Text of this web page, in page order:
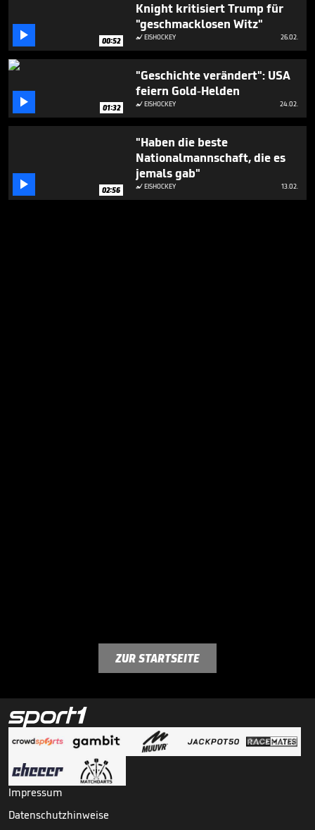
 00:52
Knight kritisiert Trump für
"geschmacklosen Witz"
EISHOCKEY 26.02.
 01:32
"Geschichte verändert": USA
feiern Gold-Helden
EISHOCKEY 24.02.
 02:56
"Haben die beste
Nationalmannschaft, die es
jemals gab"
EISHOCKEY 13.02.
ZUR STARTSEITE
Impressum
Datenschutzhinweise